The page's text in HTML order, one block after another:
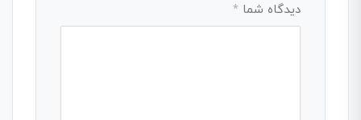
دیدگاه شما *